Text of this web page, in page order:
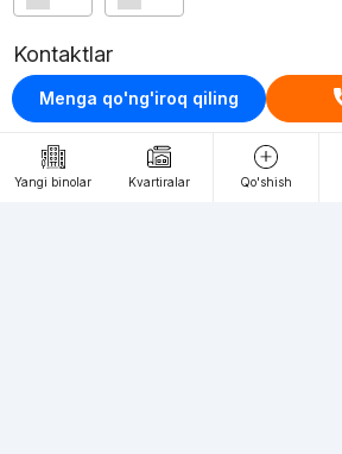
Menga qo'ng'iroq qiling
Yangi binolar Kvartiralar Qo'shish
Kontaktlar
loyiha haqida
Webnow © loyihasi
Foydalanish shartlari